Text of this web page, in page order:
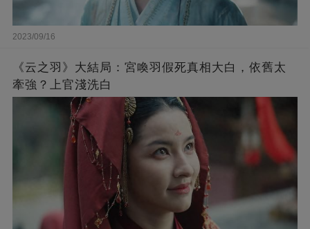
2023/09/16
《云之羽》大結局：宮喚羽假死真相大白，依舊太
牽強？上官淺洗白